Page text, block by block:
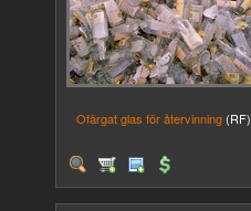
Ofärgat glas för återvinning (RF)